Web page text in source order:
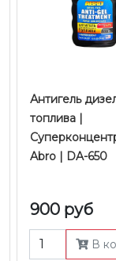
Антигель
топлива |
Abro | DA-650
900 руб
В